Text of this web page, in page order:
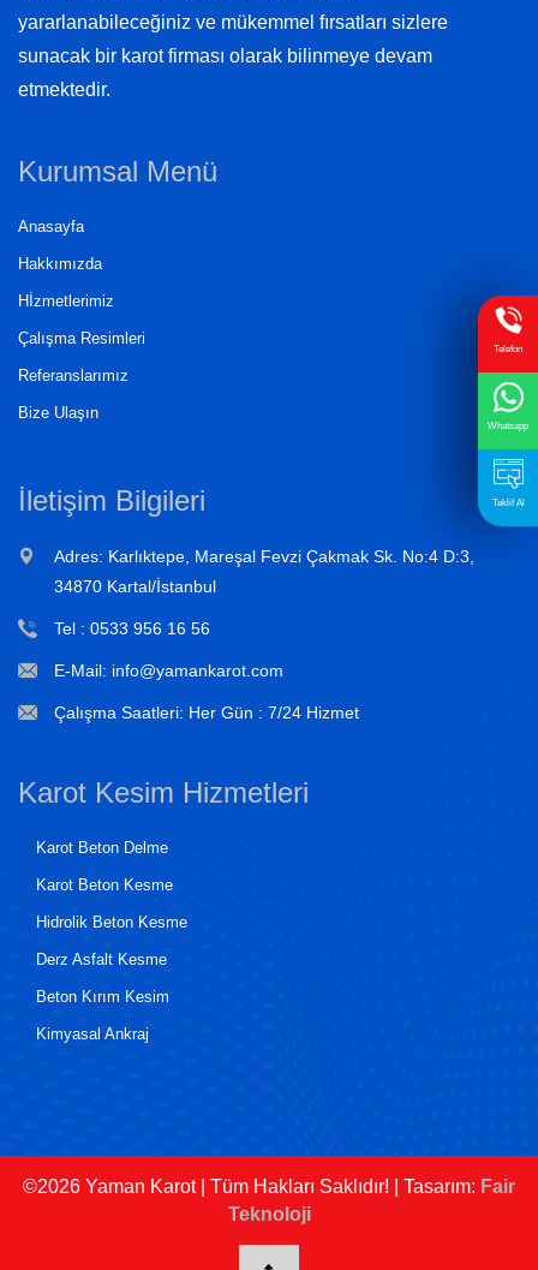
yararlanabileceğiniz ve mükemmel fırsatları sizlere
sunacak bir karot firması olarak bilinmeye devam
etmektedir.
Kurumsal Menü
Anasayfa
Hakkımızda
Hİzmetlerimiz
Çalışma Resimleri
Referanslarımız
Bize Ulaşın
İletişim Bilgileri
Adres: Karlıktepe, Mareşal Fevzi Çakmak Sk. No:4 D:3,
34870 Kartal/İstanbul
Tel : 0533 956 16 56
E-Mail: info@yamankarot.com
Çalışma Saatleri: Her Gün : 7/24 Hizmet
Karot Kesim Hizmetleri
Karot Beton Delme
Karot Beton Kesme
Hidrolik Beton Kesme
Derz Asfalt Kesme
Beton Kırım Kesim
Kimyasal Ankraj
©2026 Yaman Karot | Tüm Hakları Saklıdır! | Tasarım: Fair
Teknoloji
Telefon
Whatsapp
Teklif Al